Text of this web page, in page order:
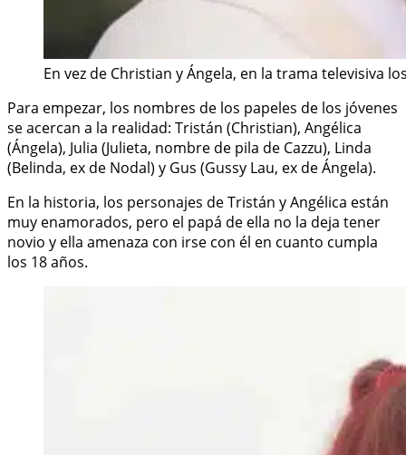
En vez de Christian y Ángela, en la trama televisiva
Para empezar, los nombres de los papeles de los jóvenes
se acercan a la realidad: Tristán (Christian), Angélica
(Ángela), Julia (Julieta, nombre de pila de Cazzu), Linda
(Belinda, ex de Nodal) y Gus (Gussy Lau, ex de Ángela).
En la historia, los personajes de Tristán y Angélica están
muy enamorados, pero el papá de ella no la deja tener
novio y ella amenaza con irse con él en cuanto cumpla
los 18 años.